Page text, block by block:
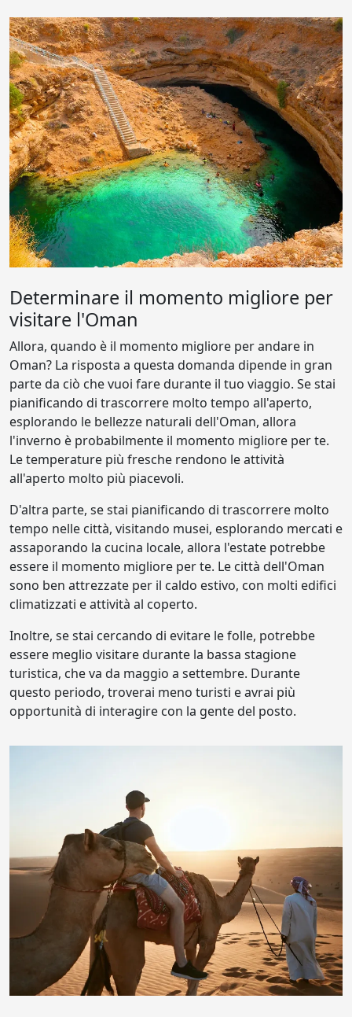
Determinare il momento migliore per
visitare l'Oman
Allora, quando è il momento migliore per andare in
Oman? La risposta a questa domanda dipende in gran
parte da ciò che vuoi fare durante il tuo viaggio. Se stai
pianificando di trascorrere molto tempo all'aperto,
esplorando le bellezze naturali dell'Oman, allora
l'inverno è probabilmente il momento migliore per te.
Le temperature più fresche rendono le attività
all'aperto molto più piacevoli.
D'altra parte, se stai pianificando di trascorrere molto
tempo nelle città, visitando musei, esplorando mercati e
assaporando la cucina locale, allora l'estate potrebbe
essere il momento migliore per te. Le città dell'Oman
sono ben attrezzate per il caldo estivo, con molti edifici
climatizzati e attività al coperto.
Inoltre, se stai cercando di evitare le folle, potrebbe
essere meglio visitare durante la bassa stagione
turistica, che va da maggio a settembre. Durante
questo periodo, troverai meno turisti e avrai più
opportunità di interagire con la gente del posto.